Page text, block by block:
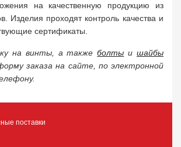
на качественную продукцию из
Изделия проходят контроль качества и
сертификаты.
на винты, а такжеболты и шайбы
заказа на сайте, по электронной
поставки